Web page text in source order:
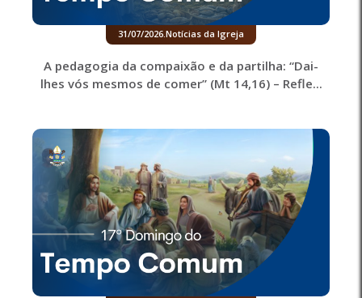
31/07/2026.Notícias da Igreja
A pedagogia da compaixão e da partilha: “Dai-
lhes vós mesmos de comer” (Mt 14,16) – Refle...